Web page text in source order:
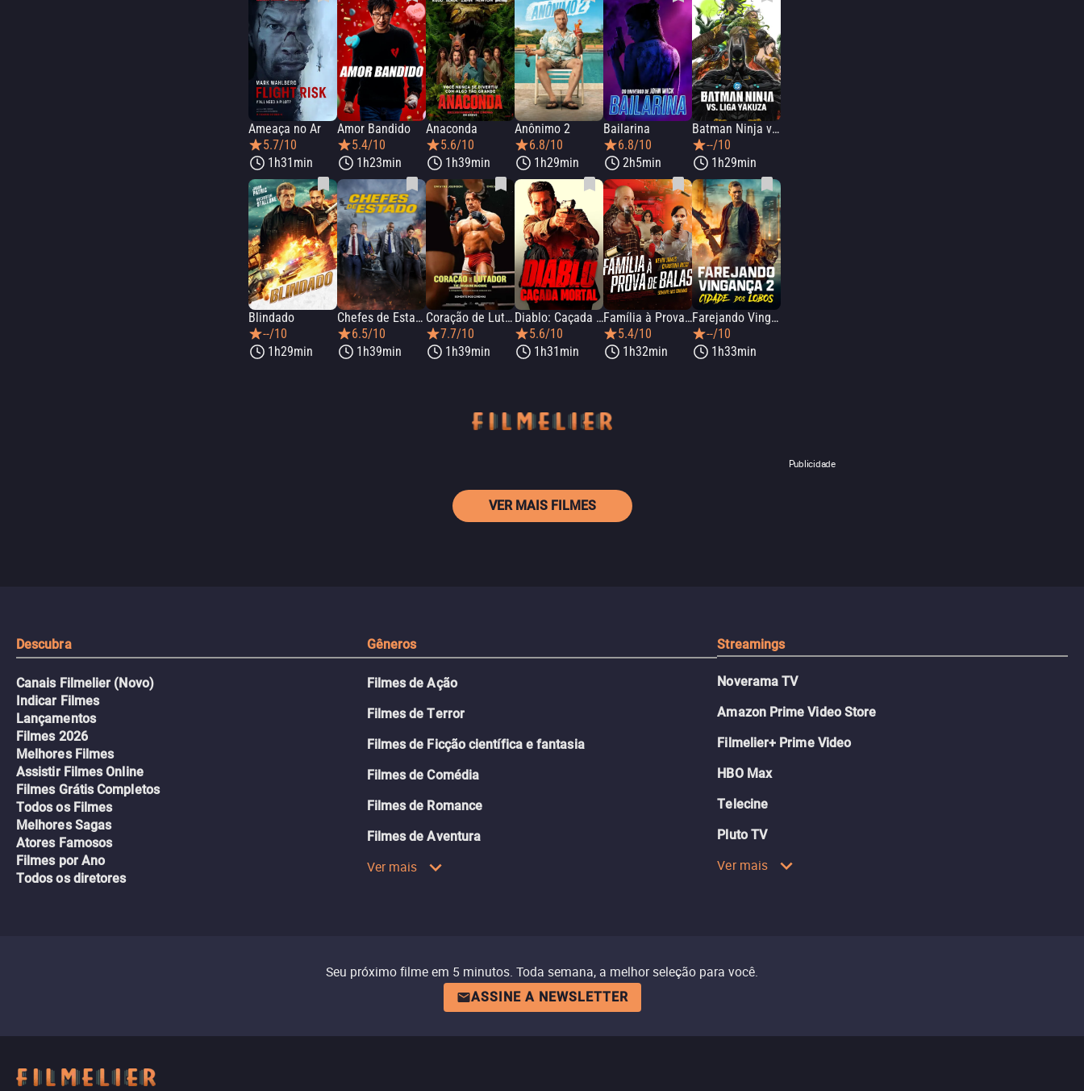
Ameaça no Ar
5.7/10
1h31min
Amor Bandido
5.4/10
1h23min
Anaconda
5.6/10
1h39min
Anônimo 2
6.8/10
1h29min
Bailarina
6.8/10
2h5min
Batman Ninja vs La Liga Yakuza
--/10
1h29min
Blindado
--/10
1h29min
Chefes de Estado
6.5/10
1h39min
Coração de Lutador: The Smashing Machine
7.7/10
1h39min
Diablo: Caçada Mortal
5.6/10
1h31min
Família à Prova de Balas
5.4/10
1h32min
Farejando Vingança 2: Cidade dos Lobos
--/10
1h33min
Publicidade
VER MAIS FILMES
Descubra
Canais Filmelier (Novo)
Indicar Filmes
Lançamentos
Filmes 2026
Melhores Filmes
Assistir Filmes Online
Filmes Grátis Completos
Todos os Filmes
Melhores Sagas
Atores Famosos
Filmes por Ano
Todos os diretores
Gêneros
Filmes de Ação
Filmes de Terror
Filmes de Ficção científica e fantasia
Filmes de Comédia
Filmes de Romance
Filmes de Aventura
Ver mais
Streamings
Noverama TV
Amazon Prime Video Store
Filmelier+ Prime Video
HBO Max
Telecine
Pluto TV
Ver mais
Seu próximo filme em 5 minutos. Toda semana, a melhor seleção para você.
ASSINE A NEWSLETTER